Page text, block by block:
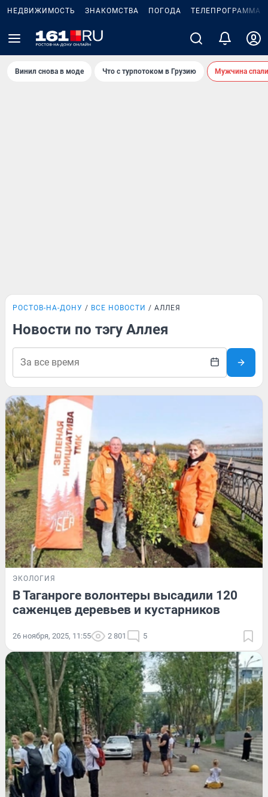
НЕДВИЖИМОСТЬ ЗНАКОМСТВА ПОГОДА ТЕЛЕПРОГРАММА
Винил снова в моде Что с турпотоком в Грузию Мужчина
РОСТОВ-НА-ДОНУ ВСЕ НОВОСТИ АЛЛЕЯ
Новости по тэгу Аллея
ЭКОЛОГИЯ
В Таганроге волонтеры высадили 120
саженцев деревьев и кустарников
26 ноября, 2025, 11:55 2 801 5